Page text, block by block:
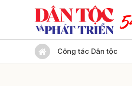
Công tác Dân tộc